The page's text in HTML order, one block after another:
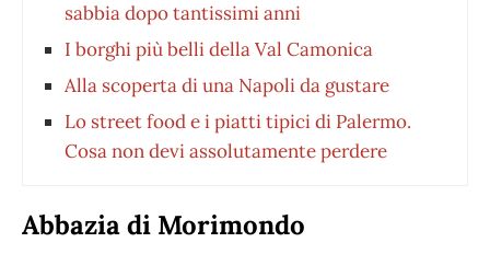
sabbia dopo tantissimi anni
I borghi più belli della Val Camonica
Alla scoperta di una Napoli da gustare
Lo street food e i piatti tipici di Palermo.
Cosa non devi assolutamente perdere
Abbazia di Morimondo